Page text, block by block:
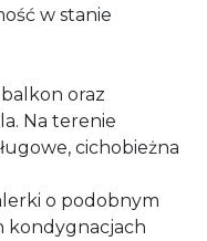
w stanie
oraz
Na terenie
cichobieżna
o podobnym
kondygnacjach